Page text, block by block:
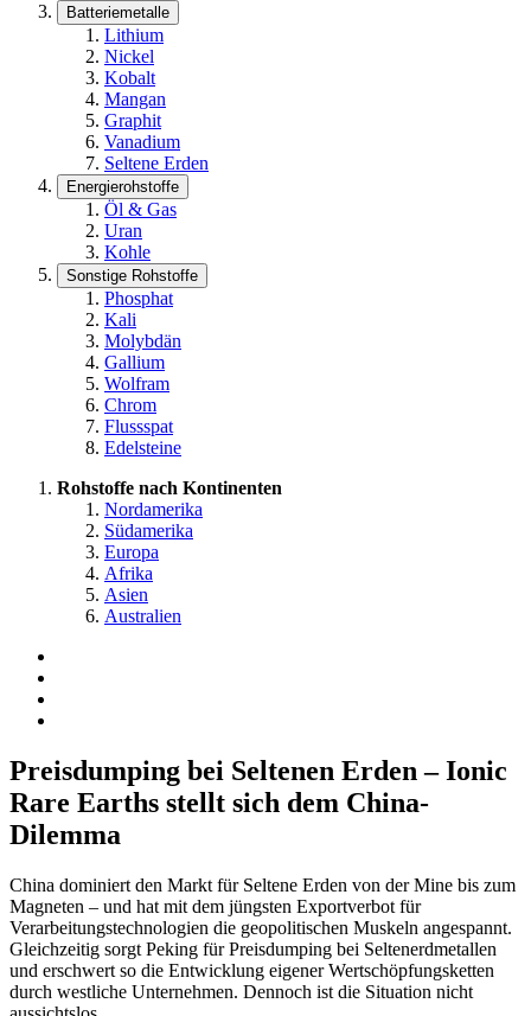
Batteriemetalle
Lithium
Nickel
Kobalt
Mangan
Graphit
Vanadium
Seltene Erden
Energierohstoffe
Öl & Gas
Uran
Kohle
Sonstige Rohstoffe
Phosphat
Kali
Molybdän
Gallium
Wolfram
Chrom
Flussspat
Edelsteine
Rohstoffe nach Kontinenten
Nordamerika
Südamerika
Europa
Afrika
Asien
Australien
Preisdumping bei Seltenen Erden – Ionic
Rare Earths stellt sich dem China-
Dilemma
China dominiert den Markt für Seltene Erden von der Mine bis zum
Magneten – und hat mit dem jüngsten Exportverbot für
Verarbeitungstechnologien die geopolitischen Muskeln angespannt.
Gleichzeitig sorgt Peking für Preisdumping bei Seltenerdmetallen
und erschwert so die Entwicklung eigener Wertschöpfungsketten
durch westliche Unternehmen. Dennoch ist die Situation nicht